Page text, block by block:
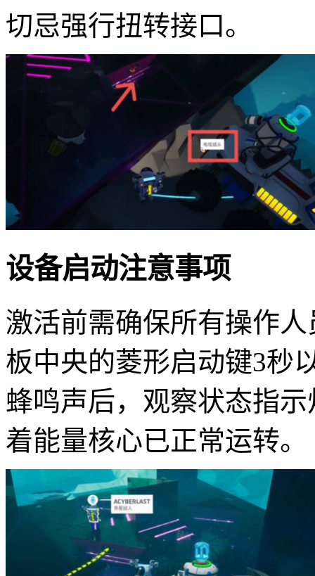
切忌强行扭转接口。
设备启动注意事项
激活前需确保所有操作
板中央的菱形启动键3秒
蜂鸣声后，观察状态指
着能量核心已正常运转。